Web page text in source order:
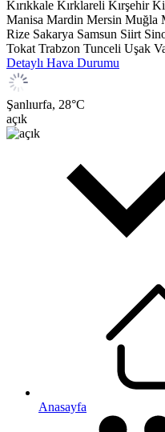
Kırıkkale Kırklareli Kırşehir
Manisa Mardin Mersin Muğla
Rize Sakarya Samsun Siirt
Tokat Trabzon Tunceli Uşak
Detaylı Hava Durumu
Şanlıurfa, 28°C
açık
Anasayfa